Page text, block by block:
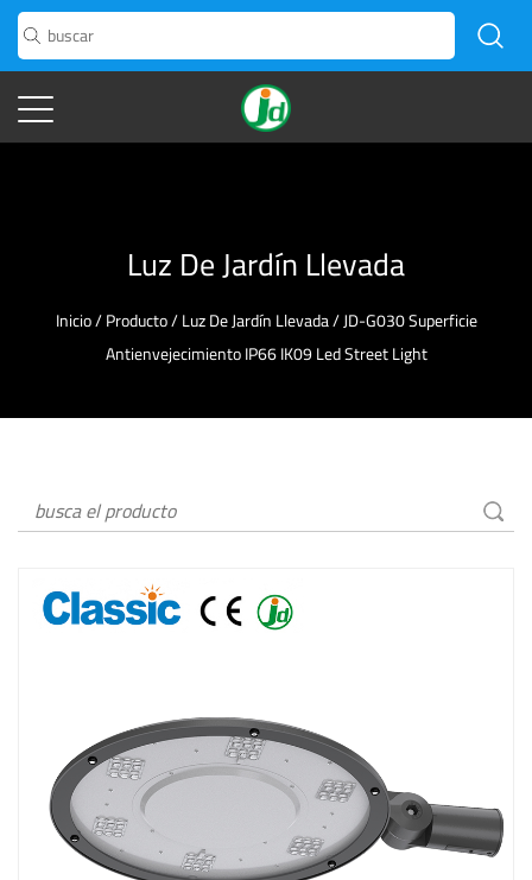
Luz De Jardín Llevada
Inicio/Producto/Luz De Jardín Llevada/JD-G030 Superficie
Antienvejecimiento IP66 IK09 Led Street Light